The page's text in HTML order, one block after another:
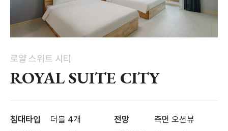
로얄 스위트 시티
ROYAL SUITE CITY
침대타입 더블 4개 전망
측면 오션뷰